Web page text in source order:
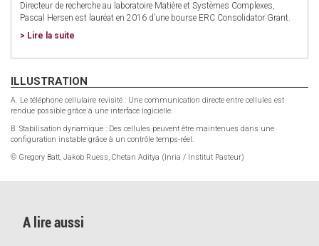
Directeur de recherche au laboratoire Matière et Systèmes Complexes,
Pascal Hersen est lauréat en 2016 d’une bourse ERC Consolidator Grant.
> Lire la suite
ILLUSTRATION
A. Le téléphone cellulaire revisité : Une communication directe entre cellules est
rendue possible grâce à une interface logicielle.
B. Stabilisation dynamique : Des cellules peuvent être maintenues dans une
configuration instable grâce à un contrôle temps-réel.
© Gregory Batt, Jakob Ruess, Chetan Aditya (Inria / Institut Pasteur)
A lire aussi